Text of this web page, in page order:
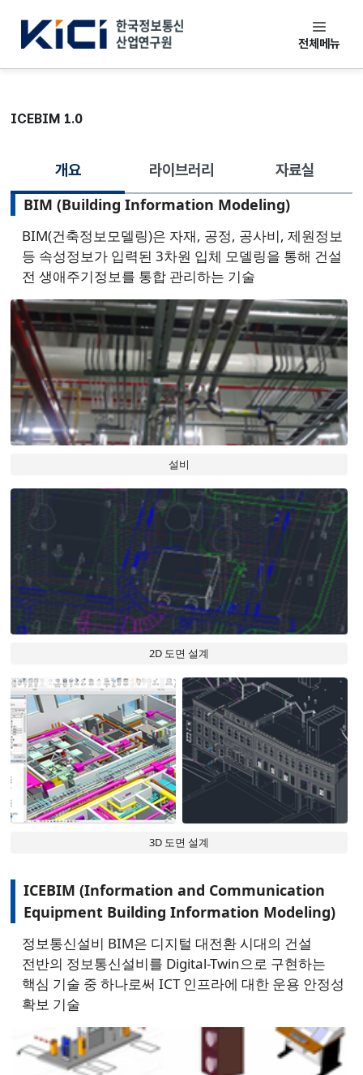
한국정보통신산업연구원
전체메뉴
ICEBIM 1.0
개요
선택됨
라이브러리 자료실
BIM (Building Information Modeling)
BIM(건축정보모델링)은 자재, 공정, 공사비, 제원정보
등 속성정보가 입력된 3차원 입체 모델링을 통해 건설
전 생애주기정보를 통합 관리하는 기술
설비
2D 도면 설계
3D 도면 설계
ICEBIM (Information and Communication
Equipment Building Information Modeling)
정보통신설비 BIM은 디지털 대전환 시대의 건설
전반의 정보통신설비를 Digital-Twin으로 구현하는
핵심 기술 중 하나로써 ICT 인프라에 대한 운용 안정성
확보 기술